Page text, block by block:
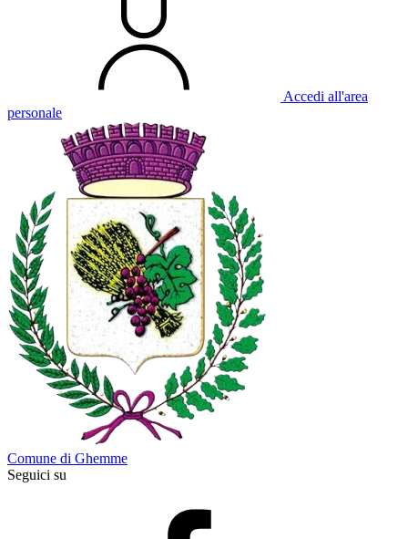
Accedi all'area
personale
Comune di Ghemme
Seguici su